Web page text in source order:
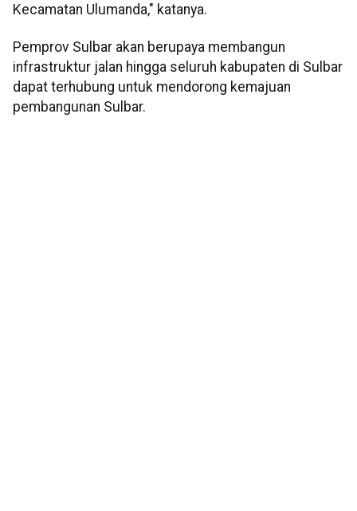
Kecamatan Ulumanda," katanya.
Pemprov Sulbar akan berupaya membangun
infrastruktur jalan hingga seluruh kabupaten di Sulbar
dapat terhubung untuk mendorong kemajuan
pembangunan Sulbar.